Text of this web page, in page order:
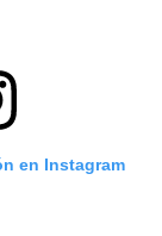
en Instagram